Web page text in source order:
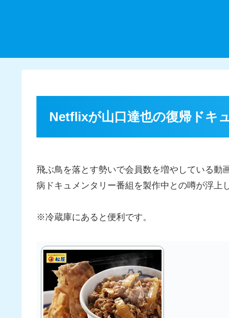
Netflixが山口達也の復帰ドキ
飛ぶ鳥を落とす勢いで会員数を増やしている動
病ドキュメンタリー番組を製作中との噂が浮上
※冷蔵庫にあると便利です。